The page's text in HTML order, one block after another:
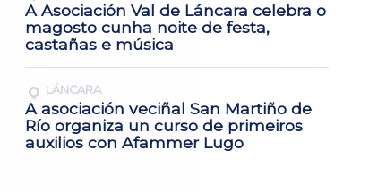
A Asociación Val de Láncara celebra o
magosto cunha noite de festa,
castañas e música
LÁNCARA
A asociación veciñal San Martiño de
Río organiza un curso de primeiros
auxilios con Afammer Lugo